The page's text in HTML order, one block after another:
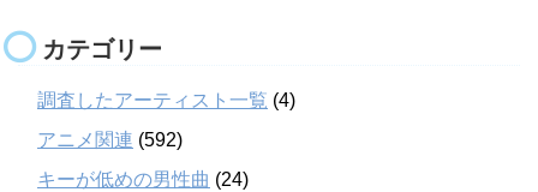
カテゴリー
調査したアーティスト一覧 (4)
アニメ関連 (592)
キーが低めの男性曲 (24)